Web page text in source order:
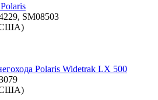
SM08503
Polaris Widetrak LX 500